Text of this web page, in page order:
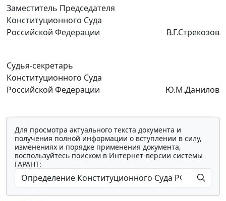
Заместитель Председателя
Конституционного Суда
Российской Федерации
В.Г.Стрекозов
Судья-секретарь
Конституционного Суда
Российской Федерации
Ю.М.Данилов
Для просмотра актуального текста документа и
получения полной информации о вступлении в силу,
изменениях и порядке применения документа,
воспользуйтесь поиском в Интернет-версии системы
ГАРАНТ: